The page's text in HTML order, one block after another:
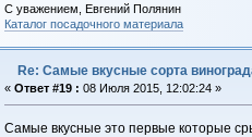
С уважением, Евгений Полянин
Каталог посадочного материала
Re: Самые вкусные сорта
« Ответ #19 : 08 Июля 2015, 12:02:24 »
Самые вкусные это первые которые